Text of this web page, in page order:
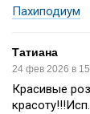
Пахиподиум
Татиана
24 фев 2026 в
Красивые